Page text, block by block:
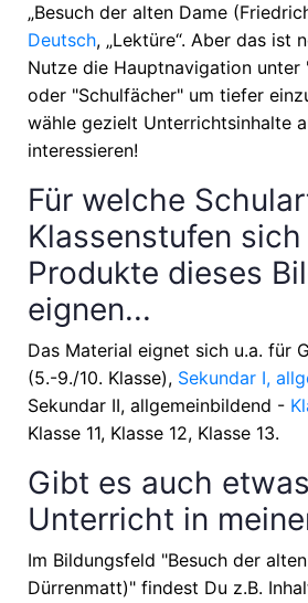
„Besuch der alten Dame
Deutsch, „Lektüre“. Aber das ist
Nutze die Hauptnavigation unter
oder "Schulfächer" um tiefer
wähle gezielt Unterrichtsinhalte
interessieren!
Für welche
Klassenstufen
Produkte dieses
eignen...
Das Material eignet sich u.a. für
(5.-9./10. Klasse), Sekundar I,
Sekundar II, allgemeinbildend -
Klasse 11, Klasse 12, Klasse 13.
Gibt es auch
Unterricht in
Im Bildungsfeld "Besuch der
Dürrenmatt)" findest Du z.B.